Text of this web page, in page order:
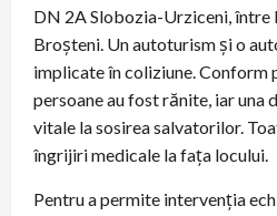
DN 2A Slobozia-Urziceni,
Broșteni. Un autoturism și o
implicate în coliziune.
persoane au fost rănite, iar una
vitale la sosirea salvatorilor.
îngrijiri medicale la fața locului.
Pentru a permite intervenția